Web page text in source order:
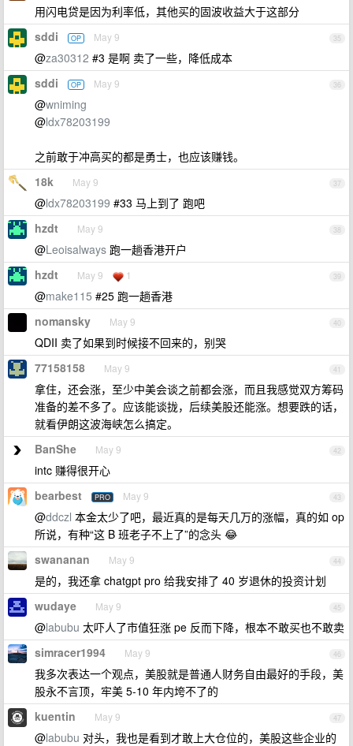
用闪电贷是因为利率低，其他买的固波收益大于这部分
35
sddi OP May 9
@za30312 #3 是啊 卖了一些，降低成本
36
sddi OP May 9
@wniming
@ldx78203199
之前敢于冲高买的都是勇士，也应该赚钱。
37
18k May 9
@ldx78203199 #33 马上到了 跑吧
38
hzdt May 9
@Leoisalways 跑一趟香港开户
39
hzdt May 9 1
@make115 #25 跑一趟香港
40
nomansky May 9
QDII 卖了如果到时候接不回来的，别哭
41
77158158 May 9
拿住，还会涨，至少中美会谈之前都会涨，而且我感觉双方筹码
准备的差不多了。应该能谈拢，后续美股还能涨。想要跌的话，
就看伊朗这波海峡怎么搞定。
42
BanShe May 9
intc 赚得很开心
43
bearbest PRO May 9
@ddczl 本金太少了吧，最近真的是每天几万的涨幅，真的如 op
所说，有种“这 B 班老子不上了”的念头 😂
44
swananan May 9
是的，我还拿 chatgpt pro 给我安排了 40 岁退休的投资计划
45
wudaye May 9
@labubu 太吓人了市值狂涨 pe 反而下降，根本不敢买也不敢卖
46
simracer1994 May 9
我多次表达一个观点，美股就是普通人财务自由最好的手段，美
股永不言顶，牢美 5-10 年内垮不了的
47
kuentin May 9
@labubu 对头，我也是看到才敢上大仓位的，美股这些企业的